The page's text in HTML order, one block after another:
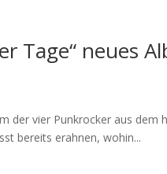
Tage“ neues
der vier Punkrocker aus
bereits erahnen, wohin...